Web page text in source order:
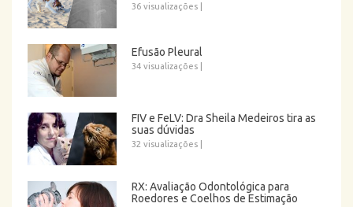
36 visualizações
Efusão Pleural
34 visualizações
FIV e FeLV: Dra Sheila Medeiros tira as
suas dúvidas
32 visualizações
RX: Avaliação Odontológica para
Roedores e Coelhos de Estimação